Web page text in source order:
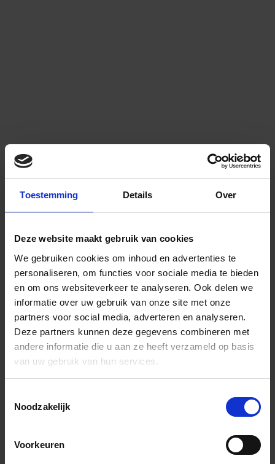
Toestemming Details Over
Deze website maakt gebruik van cookies
We gebruiken cookies om inhoud en advertenties te
personaliseren, om functies voor sociale media te bieden
en om ons websiteverkeer te analyseren. Ook delen we
informatie over uw gebruik van onze site met onze
partners voor social media, adverteren en analyseren.
Deze partners kunnen deze gegevens combineren met
andere informatie die u aan ze heeft verzameld op basis
van uw gebruik van hun services.
Noodzakelijk
Voorkeuren